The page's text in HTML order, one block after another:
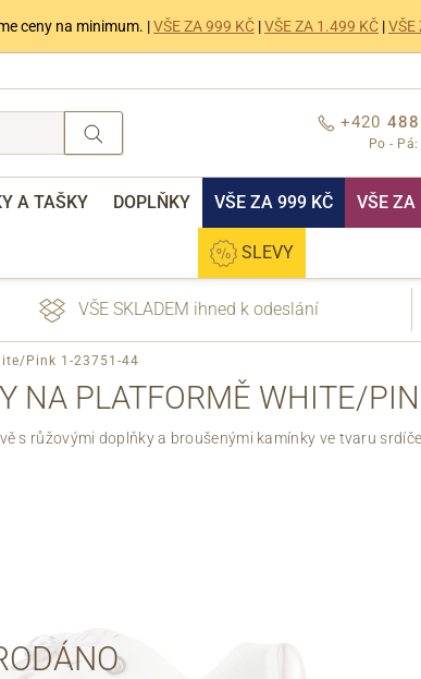
ceny na minimum. |VŠE ZA 999 KČ |VŠE ZA 1.499 KČ |VŠE
+420
Po -
A TAŠKY DOPLŇKY VŠE ZA 999 KČ VŠE ZA
SLEVY
VŠE SKLADEM ihned k odeslání
Pink 1-23751-44
NA PLATFORMĚ WHITE/
s růžovými doplňky a broušenými kamínky ve tvaru